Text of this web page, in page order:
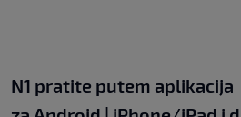
N1 pratite putem aplikacija